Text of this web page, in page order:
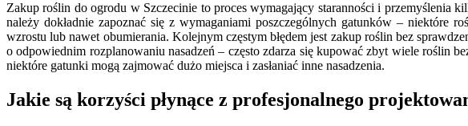
Zakup roślin do ogrodu w Szczecinie to proces wymagający staranności i przemyślenia
należy dokładnie zapoznać się z wymaganiami poszczególnych gatunków – niektóre
wzrostu lub nawet obumierania. Kolejnym częstym błędem jest zakup roślin bez
o odpowiednim rozplanowaniu nasadzeń – często zdarza się kupować zbyt wiele roślin
niektóre gatunki mogą zajmować dużo miejsca i zasłaniać inne nasadzenia.
Jakie są korzyści płynące z profesjonalnego